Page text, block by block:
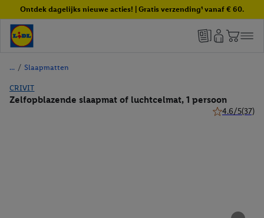
Ontdek dagelijks nieuwe acties! | Gratis verzending¹ vanaf € 60.
/ Slaapmatten
CRIVIT
Zelfopblazende slaapmat of luchtcelmat, 1 persoon
4.6/5(37)